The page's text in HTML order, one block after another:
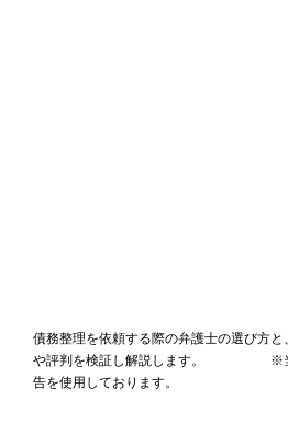
債務整理を依頼する際の弁護士の選び方と
や評判を検証し解説します。 ※当
告を使用しております。